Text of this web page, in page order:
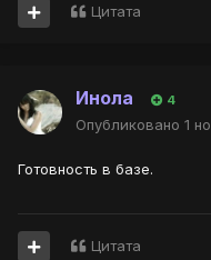
Цитата
Инола 4
Опубликовано 1
Готовность в базе.
Цитата